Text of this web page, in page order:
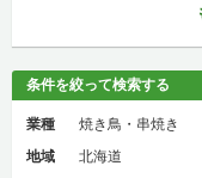
条件を絞って検索する
業種
焼き鳥・串焼き
地域
北海道